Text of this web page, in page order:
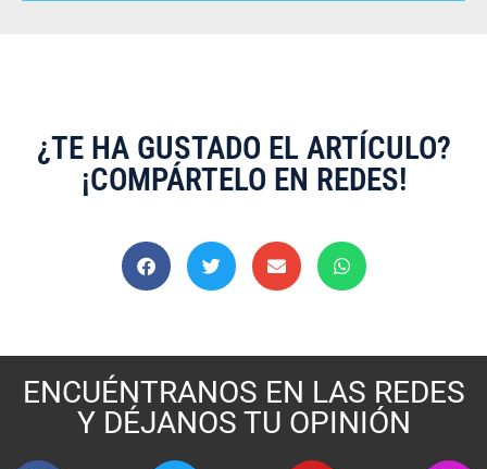
¿TE HA GUSTADO EL ARTÍCULO?
¡COMPÁRTELO EN REDES!
ENCUÉNTRANOS EN LAS REDES
Y DÉJANOS TU OPINIÓN